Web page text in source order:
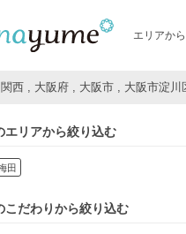
エリアか
西 , 大阪府 , 大阪市 , 大阪市淀
エリアから絞り込む
田
こだわりから絞り込む